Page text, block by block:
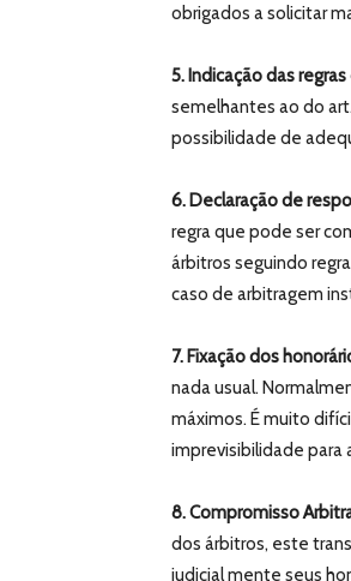
obrigados a solicitar
5. Indicação das
semelhantes ao do
possibilidade de
6. Declaração de
regra que pode ser
árbitros seguindo
caso de arbitragem
7. Fixação dos
nada usual.
máximos. É muito
imprevisibilidade para
8. Compromisso
dos árbitros, este
judicial mente seus